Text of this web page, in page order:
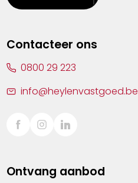
Lier
Sint-Truiden
Waasland
Contacteer ons
0800 29 223
info@heylenvastgoed.be
Ontvang aanbod